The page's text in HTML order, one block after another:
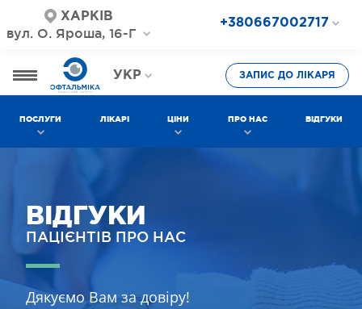
ХАРКІВ
вул. О. Яроша, 16-Г
+380667002717
+380577002717
УКР
РОС
ЗАПИС ДО ЛІКАРЯ
ПОСЛУГИ ЛІКАРІ ЦІНИ ПРО НАС ВІДГУКИ
ВІДГУКИ
ПАЦІЄНТІВ ПРО НАС
Дякуємо Вам за довіру!